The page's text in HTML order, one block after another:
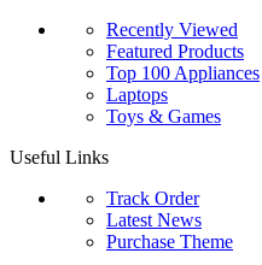
Recently Viewed
Featured Products
Top 100 Appliances
Laptops
Toys & Games
Useful Links
Track Order
Latest News
Purchase Theme